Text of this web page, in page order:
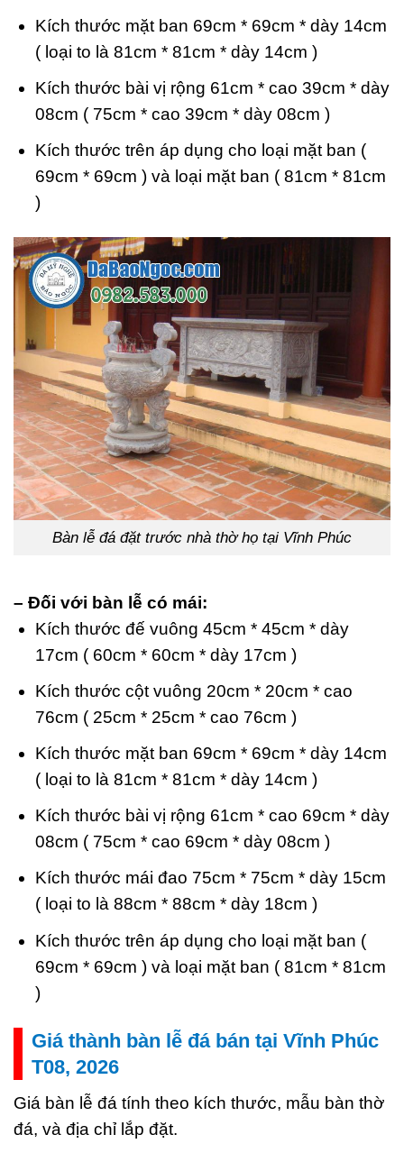
Kích thước mặt ban 69cm * 69cm * dày 14cm
( loại to là 81cm * 81cm * dày 14cm )
Kích thước bài vị rộng 61cm * cao 39cm * dày
08cm ( 75cm * cao 39cm * dày 08cm )
Kích thước trên áp dụng cho loại mặt ban (
69cm * 69cm ) và loại mặt ban ( 81cm * 81cm
)
Bàn lễ đá đặt trước nhà thờ họ tại Vĩnh Phúc
– Đối với bàn lễ có mái:
Kích thước đế vuông 45cm * 45cm * dày
17cm ( 60cm * 60cm * dày 17cm )
Kích thước cột vuông 20cm * 20cm * cao
76cm ( 25cm * 25cm * cao 76cm )
Kích thước mặt ban 69cm * 69cm * dày 14cm
( loại to là 81cm * 81cm * dày 14cm )
Kích thước bài vị rộng 61cm * cao 69cm * dày
08cm ( 75cm * cao 69cm * dày 08cm )
Kích thước mái đao 75cm * 75cm * dày 15cm
( loại to là 88cm * 88cm * dày 18cm )
Kích thước trên áp dụng cho loại mặt ban (
69cm * 69cm ) và loại mặt ban ( 81cm * 81cm
)
Giá thành bàn lễ đá bán tại Vĩnh Phúc
T08, 2026
Giá bàn lễ đá tính theo kích thước, mẫu bàn thờ
đá, và địa chỉ lắp đặt.